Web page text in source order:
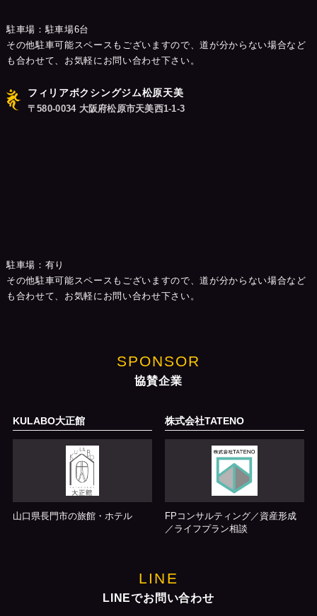
駐車場：駐車場6台
その他駐車可能スペースもございますので、道が分からない場合など
も合わせて、お気軽にお問い合わせ下さい。
フィリアボクシングジム松原天美
〒580-0034 大阪府松原市天美西1-1-3
駐車場：有り
その他駐車可能スペースもございますので、道が分からない場合など
も合わせて、お気軽にお問い合わせ下さい。
SPONSOR
協賛企業
KULABO大正館
山口県長門市の旅館・ホテル
株式会社TATENO
FPコンサルティング／資産形成
／ライフプラン相談
LINE
LINEでお問い合わせ